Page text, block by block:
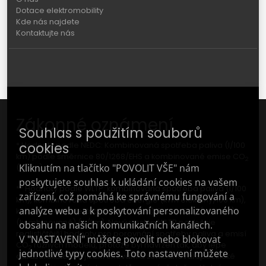
Dotace elektromobility
Kde nás najdete
Kontaktujte nás
Zákonné oznámení
* Hodnoty podle NEDC: Kombinovaná spotřeba paliva (l/100
km) podle směrnice 80/1268/EHS a kombinované emise CO
(g/km).
** Hodnoty podle WLTP: kombinovaná spotřeba paliva (l/100
km), kombinovaná spotřeba energie (kWh elektřiny/100 km),
kombinovaný elektrický dojezd (km); Emise CO2(vážené)
(kombinované) (g/km). Nový postup WLTP poskytuje
realističtější hodnoty pro porovnání spotřeby paliva a emisí
CO
různých modelů, protože byl navržen tak, aby lépe
odrážel skutečné jízdní chování a zohledňoval specifické
Souhlas s použitím souborů
cookies
Kliknutím na tlačítko "POVOLIT VŠE" nám
poskytujete souhlas k ukládání cookies na vašem
zařízení, což pomáhá ke správnému fungování a
analýze webu a k poskytování personalizovaného
obsahu na našich komunikačních kanálech.
V "NASTAVENÍ" můžete povolit nebo blokovat
jednotlivé typy cookies. Toto nastavení můžete